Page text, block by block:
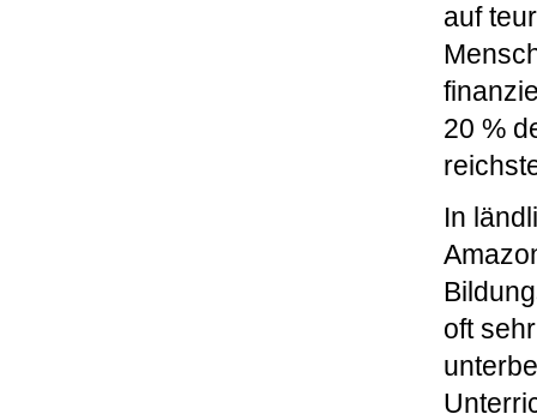
auf
20 %
In
oft